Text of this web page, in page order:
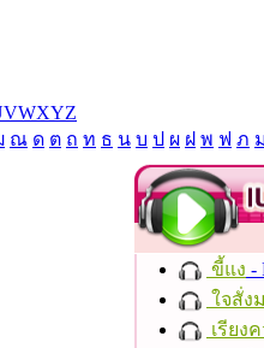
VWXYZ
ณ ด ต ถ ท ธ น บ ป ผ ฝ พ ฟ ภ
ขี้แง -
ใจสั่ง
เรียง